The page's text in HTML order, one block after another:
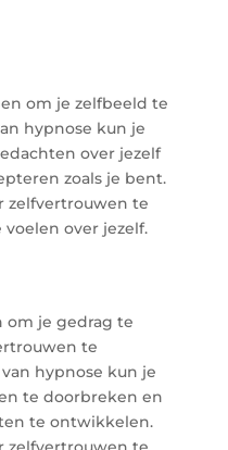
om je zelfbeeld te
hypnose kun je
over jezelf
zoals je bent.
zelfvertrouwen te
over jezelf.
om je gedrag te
te
hypnose kun je
te doorbreken en
te ontwikkelen.